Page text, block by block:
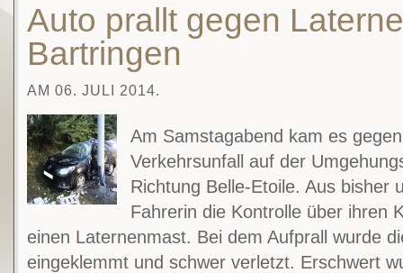
Auto prallt gegen
Bartringen
AM 06. JULI 2014.
Am Samstagabend kam es
Verkehrsunfall auf der
Richtung Belle-Etoile. Aus bisher
Fahrerin die Kontrolle über ihren
einen Laternenmast. Bei dem Aufprall wurde
eingeklemmt und schwer verletzt. Erschwert